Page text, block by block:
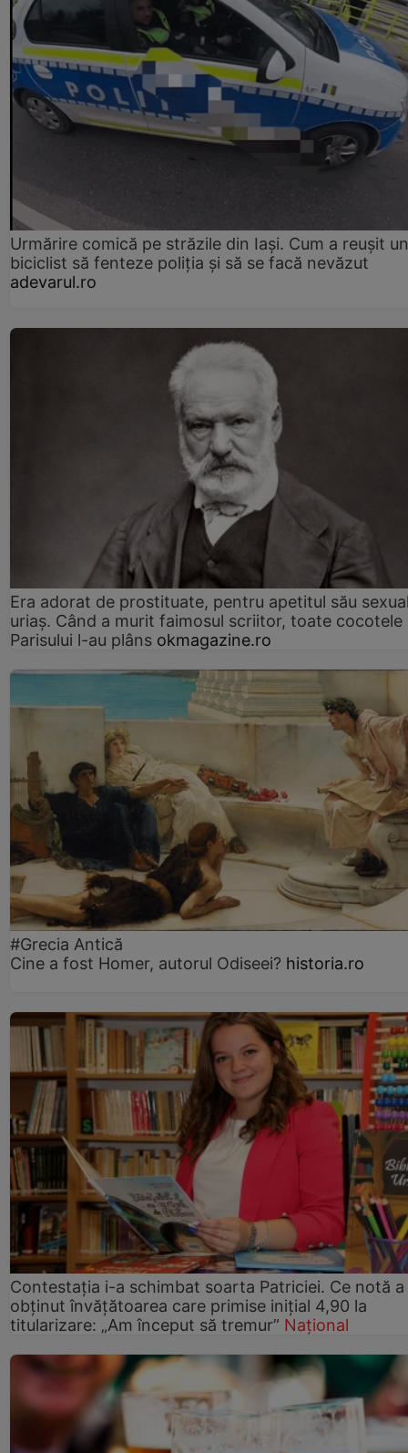
Urmărire comică pe străzile din Iași. Cum a reușit un
biciclist să fenteze poliția și să se facă nevăzut
adevarul.ro
Era adorat de prostituate, pentru apetitul său
uriaș. Când a murit faimosul scriitor, toate cocotele
Parisului l-au plâns okmagazine.ro
#Grecia Antică
Cine a fost Homer, autorul Odiseei? historia.ro
Contestația i-a schimbat soarta Patriciei. Ce notă a
obținut învățătoarea care primise inițial 4,90 la
titularizare: „Am început să tremur” Național